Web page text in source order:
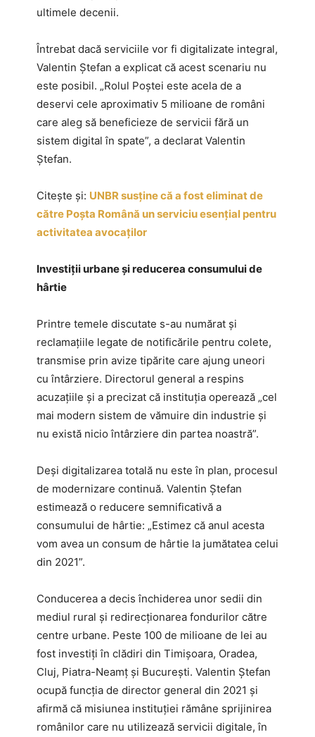
ultimele decenii.
Întrebat dacă serviciile vor fi digitalizate integral,
Valentin Ștefan a explicat că acest scenariu nu
este posibil. „Rolul Poștei este acela de a
deservi cele aproximativ 5 milioane de români
care aleg să beneficieze de servicii fără un
sistem digital în spate”, a declarat Valentin
Ștefan.
Citește și: UNBR susține că a fost eliminat de
către Poșta Română un serviciu esențial pentru
activitatea avocaților
Investiții urbane și reducerea consumului de
hârtie
Printre temele discutate s-au numărat și
reclamațiile legate de notificările pentru colete,
transmise prin avize tipărite care ajung uneori
cu întârziere. Directorul general a respins
acuzațiile și a precizat că instituția operează „cel
mai modern sistem de vămuire din industrie și
nu există nicio întârziere din partea noastră”.
Deși digitalizarea totală nu este în plan, procesul
de modernizare continuă. Valentin Ștefan
estimează o reducere semnificativă a
consumului de hârtie: „Estimez că anul acesta
vom avea un consum de hârtie la jumătatea celui
din 2021”.
Conducerea a decis închiderea unor sedii din
mediul rural și redirecționarea fondurilor către
centre urbane. Peste 100 de milioane de lei au
fost investiți în clădiri din Timișoara, Oradea,
Cluj, Piatra-Neamț și București. Valentin Ștefan
ocupă funcția de director general din 2021 și
afirmă că misiunea instituției rămâne sprijinirea
românilor care nu utilizează servicii digitale, în